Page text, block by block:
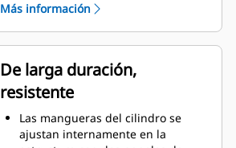
la amplia apertura del
revestimiento para materiales a
granel.
La potente fuerza de cierre de los
revestimientos de garfios
combinada con el tiempo de
apertura y cierre rápidos lo
ayudan a reducir el tiempo de los
ciclos y permanecer en la tarea
Más información
De larga duración,
resistente
Las mangueras del cilindro se
ajustan internamente en la